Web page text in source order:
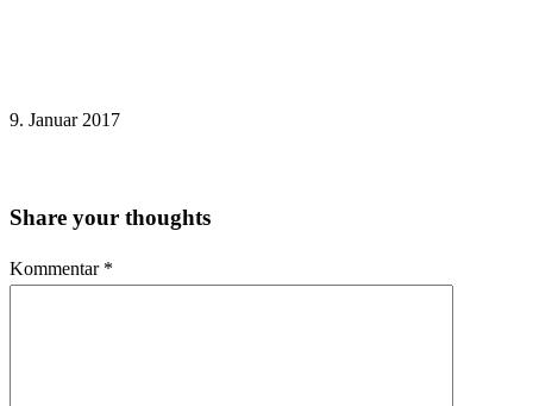
9. Januar 2017
Share your thoughts
Kommentar *